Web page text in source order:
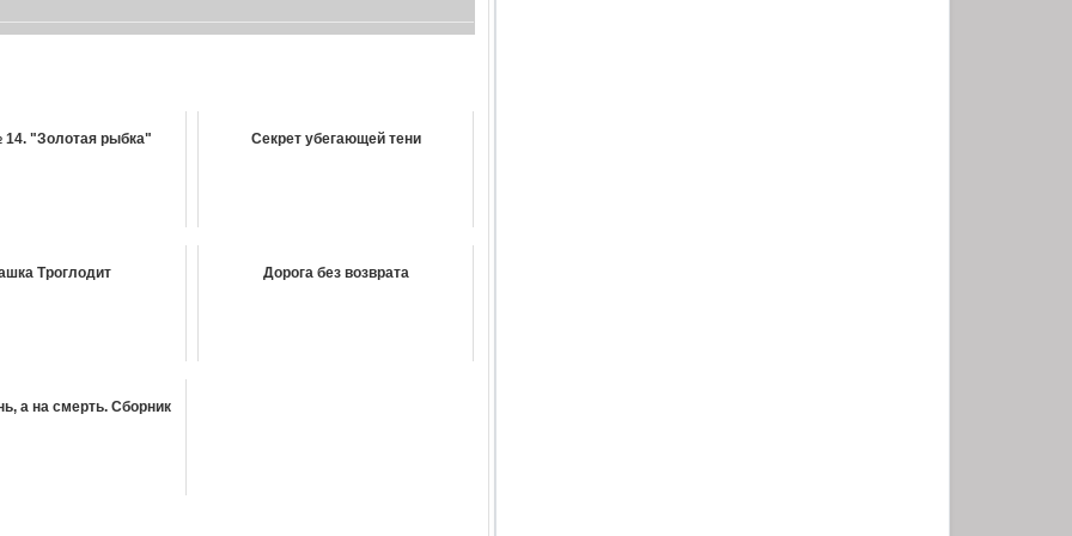
"Золотая рыбка" Секрет убегающей тени
Троглодит Дорога без возврата
а на смерть. Сборник